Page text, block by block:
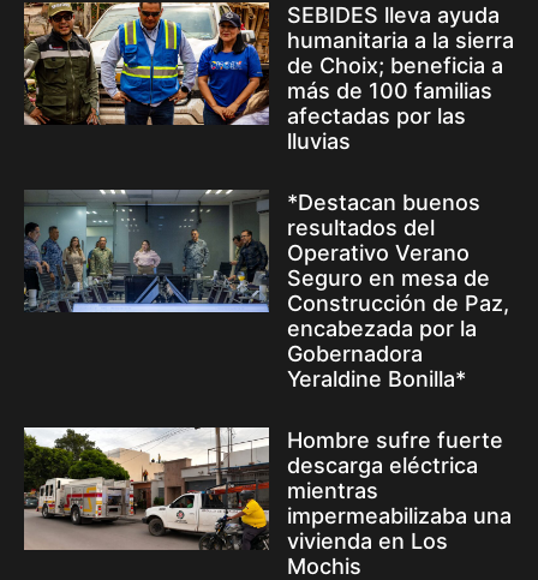
SEBIDES lleva ayuda
humanitaria a la sierra
de Choix; beneficia a
más de 100 familias
afectadas por las
lluvias
*Destacan buenos
resultados del
Operativo Verano
Seguro en mesa de
Construcción de Paz,
encabezada por la
Gobernadora
Yeraldine Bonilla*
Hombre sufre fuerte
descarga eléctrica
mientras
impermeabilizaba una
vivienda en Los
Mochis